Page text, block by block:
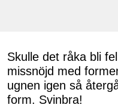
Skulle det råka bli
missnöjd med
ugnen igen så
form. Svinbra!